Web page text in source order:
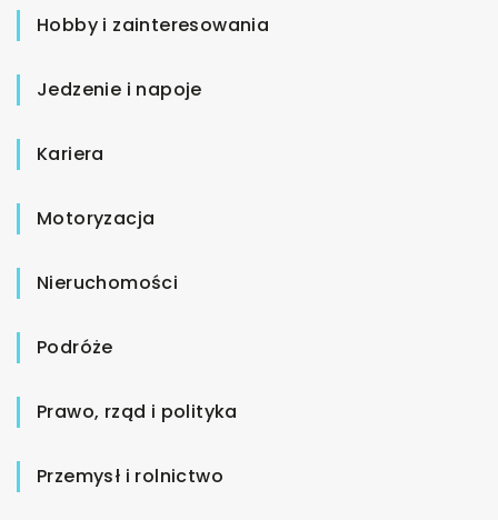
Hobby i zainteresowania
Jedzenie i napoje
Kariera
Motoryzacja
Nieruchomości
Podróże
Prawo, rząd i polityka
Przemysł i rolnictwo